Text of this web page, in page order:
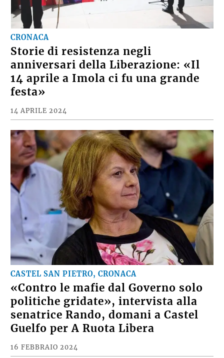
CRONACA
Storie di resistenza negli
anniversari della Liberazione: «Il
14 aprile a Imola ci fu una grande
festa»
14 APRILE 2024
CASTEL SAN PIETRO, CRONACA
«Contro le mafie dal Governo solo
politiche gridate», intervista alla
senatrice Rando, domani a Castel
Guelfo per A Ruota Libera
16 FEBBRAIO 2024